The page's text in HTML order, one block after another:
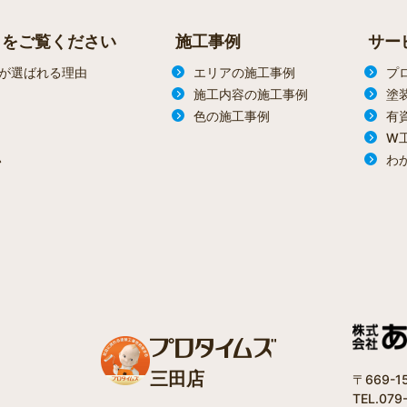
ご覧ください
選ばれる理由
施工事例
エリアの施工事例
施工内容の施工事例
色の施工事例
サー
プ
塗
有
W
わ
三田店
〒669-